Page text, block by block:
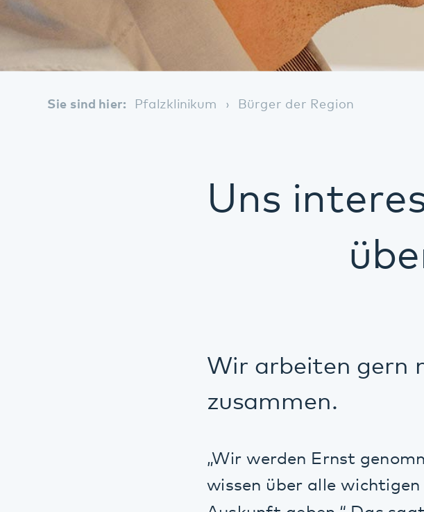
Sie sind hier: Pfalzklinikum Bürger der Region
über
„Wir werden Ernst
wissen über alle wichtigen
Bürgerin hat zehn Jahre lang
mitgearbeitet. Dort wurden